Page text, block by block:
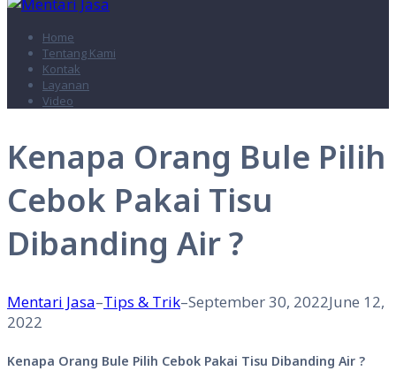
Home
Tentang Kami
Kontak
Layanan
Video
Kenapa Orang Bule Pilih
Cebok Pakai Tisu
Dibanding Air ?
Mentari Jasa–Tips & Trik–September 30, 2022June 12,
2022
Kenapa Orang Bule Pilih Cebok Pakai Tisu Dibanding Air ?